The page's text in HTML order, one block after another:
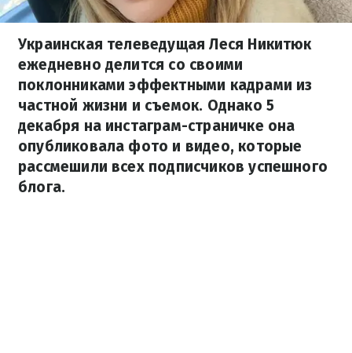
Украинская телеведущая Леся Никитюк
ежедневно делится со своими
поклонниками эффектными кадрами из
частной жизни и съемок. Однако 5
декабря на инстаграм-страничке она
опубликовала фото и видео, которые
рассмешили всех подписчиков успешного
блога.